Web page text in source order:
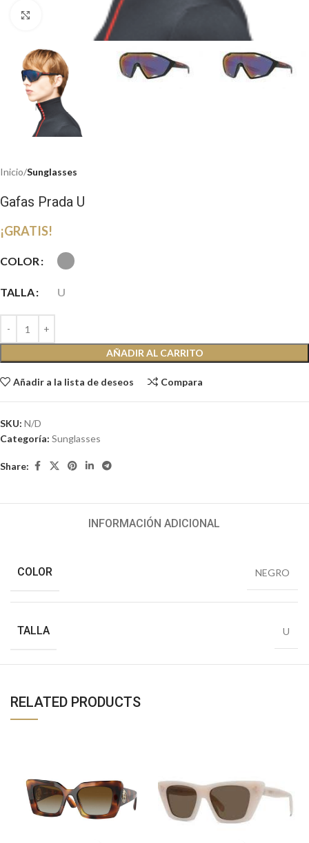
Haga clic para ampliar
Inicio Sunglasses
Gafas Prada U
¡GRATIS!
COLOR
TALLA U
AÑADIR AL CARRITO
Añadir a la lista de deseos Compara
SKU: N/D
Categoría: Sunglasses
Share:
INFORMACIÓN ADICIONAL
COLOR NEGRO
TALLA U
RELATED PRODUCTS